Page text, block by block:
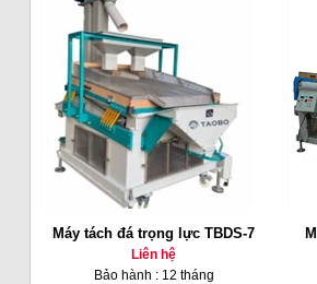
Máy tách đá trọng lực TBDS-7
Liên hệ
Bảo hành : 12 tháng